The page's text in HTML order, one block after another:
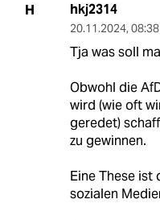
H hkj2314
20.11.2024,
Tja was soll
Obwohl die
wird (wie oft
geredet)
zu gewinnen.
Eine These ist
sozialen